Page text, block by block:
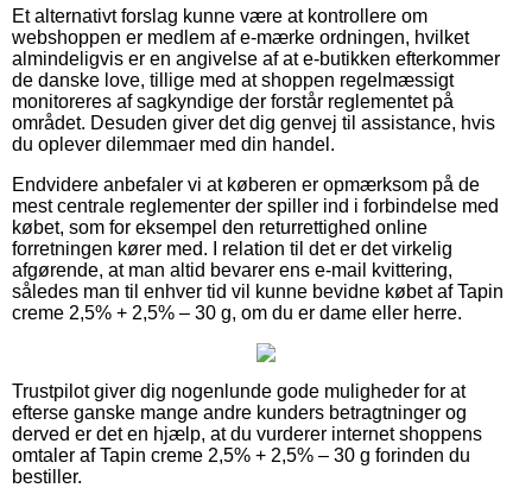
Et alternativt forslag kunne være at kontrollere om
webshoppen er medlem af e-mærke ordningen, hvilket
almindeligvis er en angivelse af at e-butikken efterkommer
de danske love, tillige med at shoppen regelmæssigt
monitoreres af sagkyndige der forstår reglementet på
området. Desuden giver det dig genvej til assistance, hvis
du oplever dilemmaer med din handel.
Endvidere anbefaler vi at køberen er opmærksom på de
mest centrale reglementer der spiller ind i forbindelse med
købet, som for eksempel den returrettighed online
forretningen kører med. I relation til det er det virkelig
afgørende, at man altid bevarer ens e-mail kvittering,
således man til enhver tid vil kunne bevidne købet af Tapin
creme 2,5% + 2,5% – 30 g, om du er dame eller herre.
Trustpilot giver dig nogenlunde gode muligheder for at
efterse ganske mange andre kunders betragtninger og
derved er det en hjælp, at du vurderer internet shoppens
omtaler af Tapin creme 2,5% + 2,5% – 30 g forinden du
bestiller.